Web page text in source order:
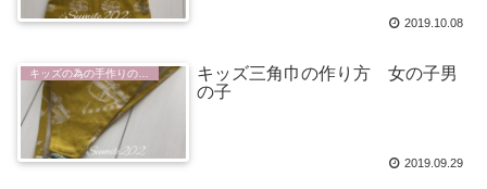
2019.10.08
キッズ三角巾の作り方 女の子男
の子
2019.09.29